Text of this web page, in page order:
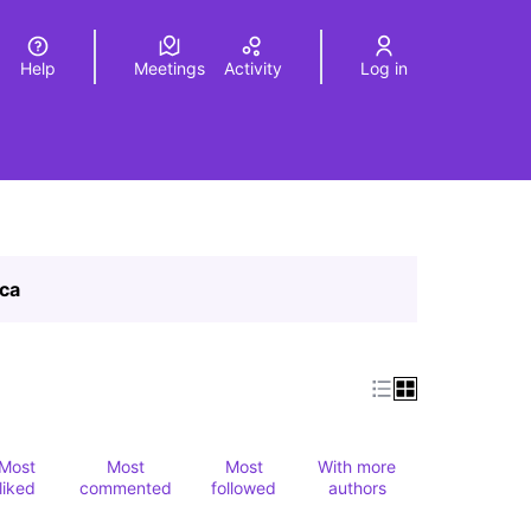
Elegir el idiomaChoose language
Help Meetings Activity Log in
Most
liked
Most
commented
Most
followed
With more
authors